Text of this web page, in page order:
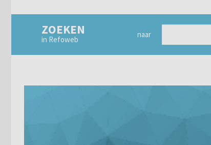
ZOEKEN
in Refoweb
naar